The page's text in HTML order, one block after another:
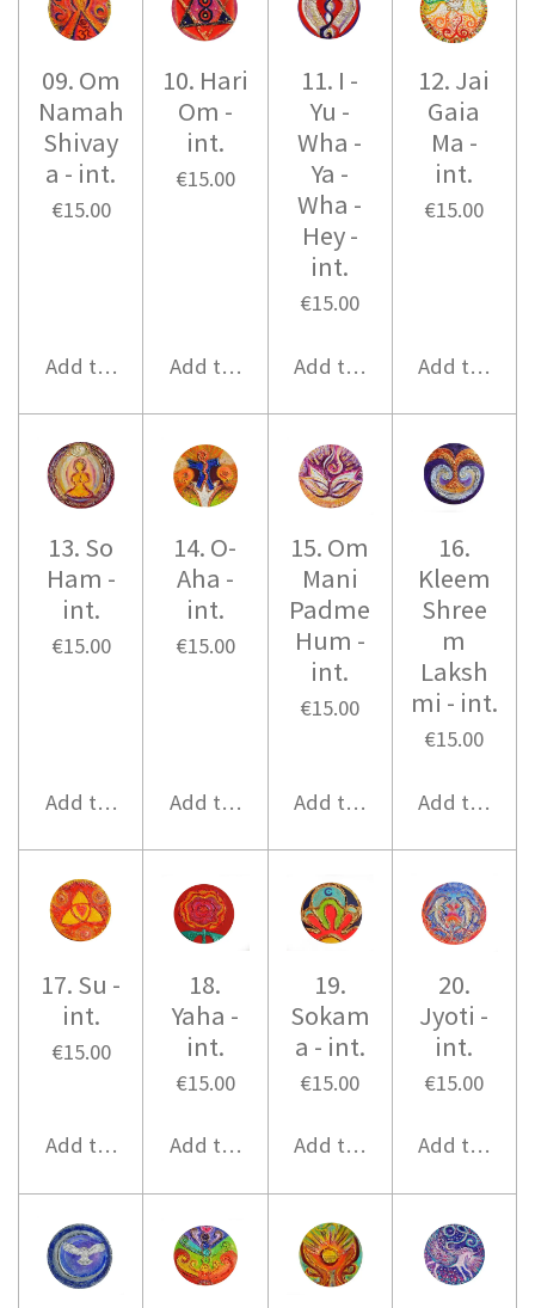
09. Om
Namah
Shivay
a - int.
€15.00
Add to cart
10. Hari
Om -
int.
€15.00
Add to cart
11. I -
Yu -
Wha -
Ya -
Wha -
Hey -
int.
€15.00
Add to cart
12. Jai
Gaia
Ma -
int.
€15.00
Add to cart
13. So
Ham -
int.
€15.00
Add to cart
14. O-
Aha -
int.
€15.00
Add to cart
15. Om
Mani
Padme
Hum -
int.
€15.00
Add to cart
16.
Kleem
Shree
m
Laksh
mi - int.
€15.00
Add to cart
17. Su -
int.
€15.00
Add to cart
18.
Yaha -
int.
€15.00
Add to cart
19.
Sokam
a - int.
€15.00
Add to cart
20.
Jyoti -
int.
€15.00
Add to cart